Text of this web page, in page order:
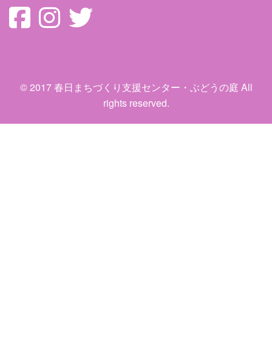
© 2017 春日まちづくり支援センター・ぶどうの庭 All
rights reserved.